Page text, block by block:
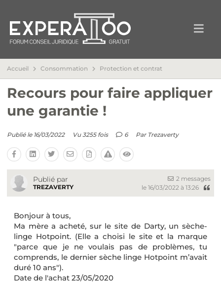
Accueil Consommation Protection et contrat
Recours pour faire appliquer
une garantie !
Publié le 16/03/2022 Vu 3255 fois 6 Par Trezaverty
Publié par
TREZAVERTY
2 messages
le 16/03/2022 à 13:26
Bonjour à tous,
Ma mère a acheté, sur le site de Darty, un sèche-
linge Hotpoint. (Elle a choisi le site et la marque
"parce que je ne voulais pas de problèmes, tu
comprends, le dernier sèche linge Hotpoint m’avait
duré 10 ans").
Date de l'achat 23/05/2020